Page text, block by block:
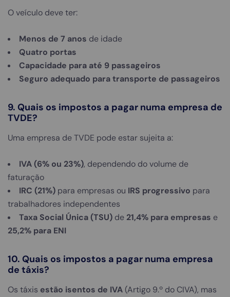
O veículo deve ter:
Menos de 7 anos de idade
Quatro portas
Capacidade para até 9 passageiros
Seguro adequado para transporte de passageiros
9. Quais os impostos a pagar numa empresa de
TVDE?
Uma empresa de TVDE pode estar sujeita a:
IVA (6% ou 23%), dependendo do volume de
faturação
IRC (21%) para empresas ou IRS progressivo para
trabalhadores independentes
Taxa Social Única (TSU) de 21,4% para empresas e
25,2% para ENI
10. Quais os impostos a pagar numa empresa
de táxis?
Os táxis estão isentos de IVA (Artigo 9.º do CIVA), mas